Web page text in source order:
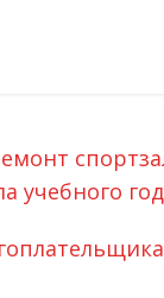
учебного